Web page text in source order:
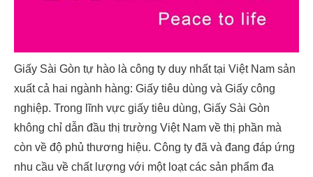
Giấy Sài Gòn tự hào là công ty duy nhất tại Việt Nam sản
xuất cả hai ngành hàng: Giấy tiêu dùng và Giấy công
nghiệp. Trong lĩnh vực giấy tiêu dùng, Giấy Sài Gòn
không chỉ dẫn đầu thị trường Việt Nam về thị phần mà
còn về độ phủ thương hiệu. Công ty đã và đang đáp ứng
nhu cầu về chất lượng với một loạt các sản phẩm đa